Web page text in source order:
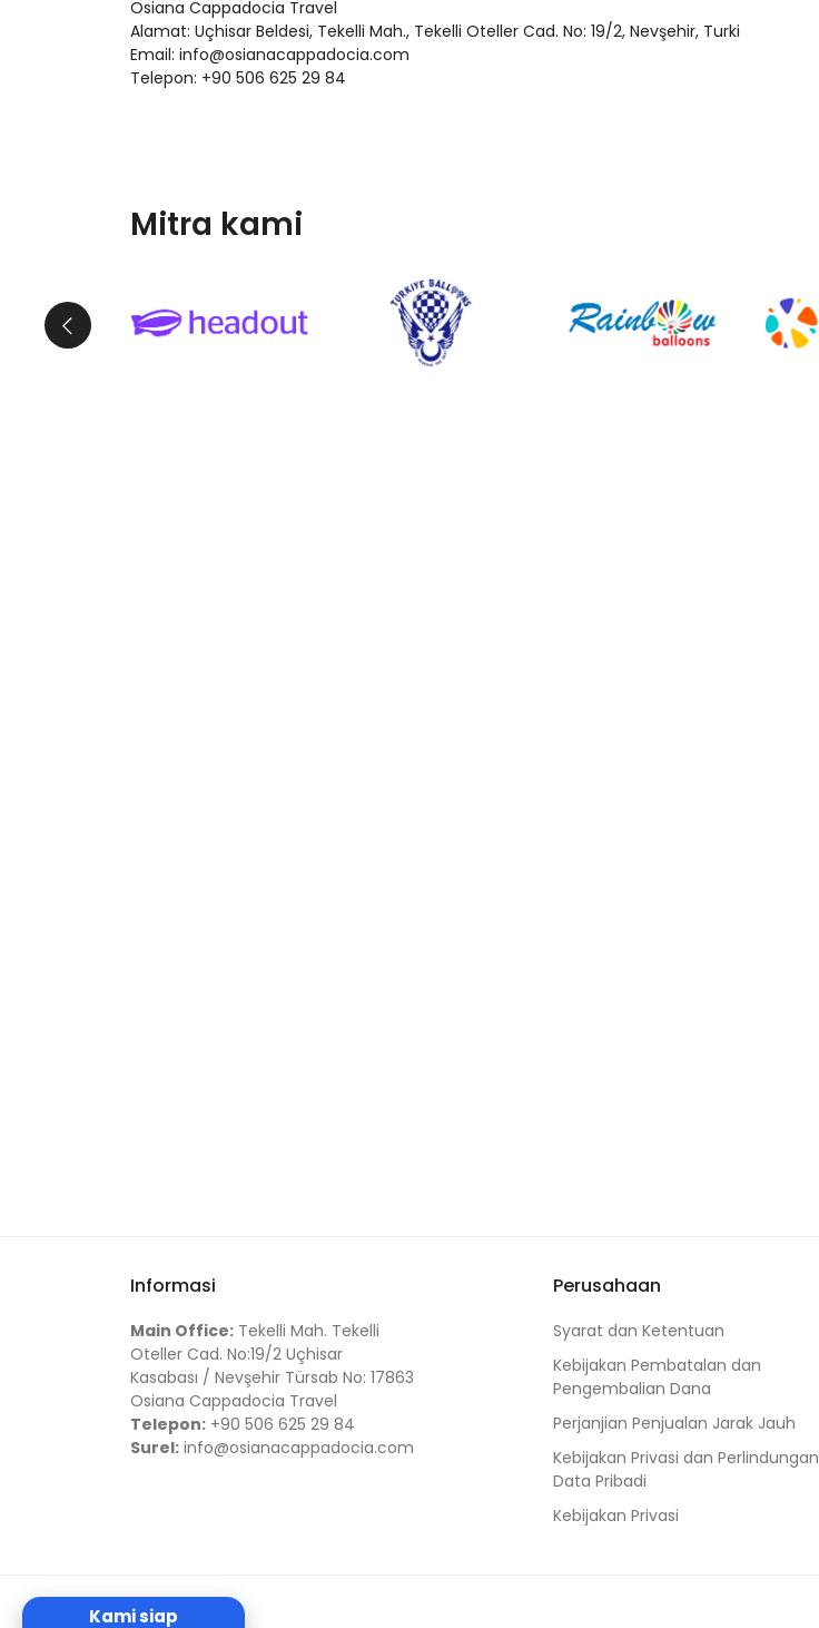
Osiana Cappadocia Travel
Alamat: Uçhisar Beldesi, Tekelli Mah., Tekelli Oteller Cad. No: 19/2, Nevşehir, Turki
Email: info@osianacappadocia.com
Telepon: +90 506 625 29 84
Mitra kami
Informasi
Main Office: Tekelli Mah. Tekelli
Oteller Cad. No:19/2 Uçhisar
Kasabası / Nevşehir Türsab No: 17863
Osiana Cappadocia Travel
Telepon: +90 506 625 29 84
Surel: info@osianacappadocia.com
Perusahaan
Syarat dan Ketentuan
Kebijakan Pembatalan dan
Pengembalian Dana
Perjanjian Penjualan Jarak Jauh
Kebijakan Privasi dan Perlindungan
Data Pribadi
Kebijakan Privasi
Kami siap